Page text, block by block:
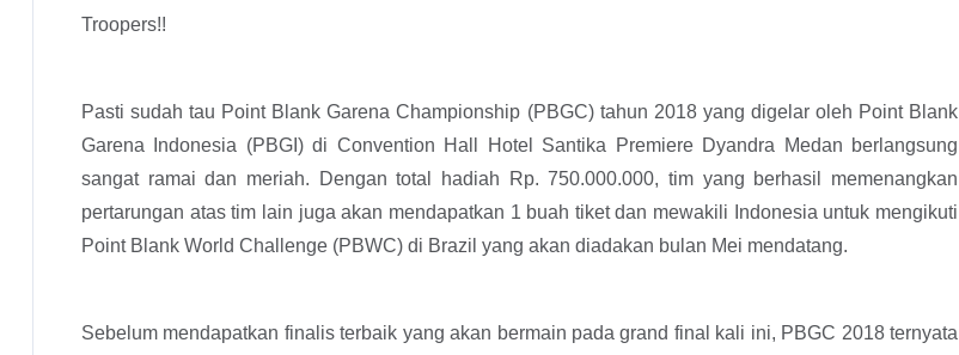
Troopers!!
Pasti sudah tau Point Blank Garena Championship (PBGC) tahun 2018 yang digelar oleh Point Blank
Garena Indonesia (PBGI) di Convention Hall Hotel Santika Premiere Dyandra Medan berlangsung
sangat ramai dan meriah. Dengan total hadiah Rp. 750.000.000, tim yang berhasil memenangkan
pertarungan atas tim lain juga akan mendapatkan 1 buah tiket dan mewakili Indonesia untuk mengikuti
Point Blank World Challenge (PBWC) di Brazil yang akan diadakan bulan Mei mendatang.
Sebelum mendapatkan finalis terbaik yang akan bermain pada grand final kali ini, PBGC 2018 ternyata